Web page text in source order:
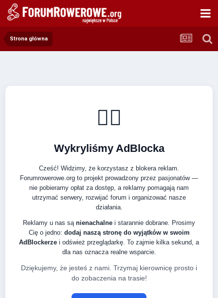
Strona główna
🚴‍♂️
Wykryliśmy AdBlocka
Cześć! Widzimy, że korzystasz z blokera reklam.
Forumrowerowe.org to projekt prowadzony przez pasjonatów —
nie pobieramy opłat za dostęp, a reklamy pomagają nam
utrzymać serwery, rozwijać forum i organizować nasze
działania.
Reklamy u nas są nienachalne i starannie dobrane. Prosimy
Cię o jedno: dodaj naszą stronę do wyjątków w swoim
AdBlockerze i odśwież przeglądarkę. To zajmie kilka sekund, a
dla nas oznacza realne wsparcie.
Dziękujemy, że jesteś z nami. Trzymaj kierownicę prosto i
do zobaczenia na trasie!